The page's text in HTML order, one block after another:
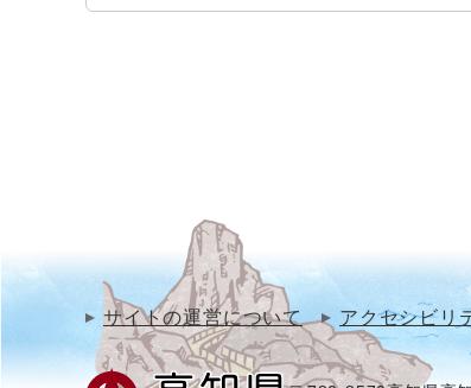
サイトの運営について アクセシビリ